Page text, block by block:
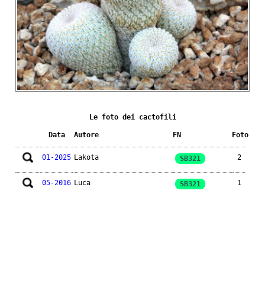
Le foto dei cactofili
Data Autore FN Foto
01-2025 Lakota SB321 2
05-2016 Luca SB321 1